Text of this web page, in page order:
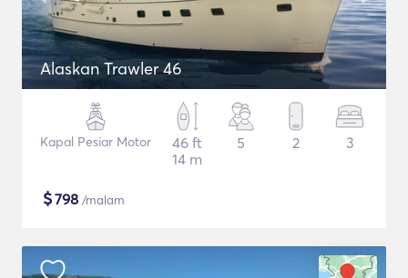
Alaskan Trawler 46
Kapal Pesiar Motor
46 ft
14 m
5 2 3
$798 /malam